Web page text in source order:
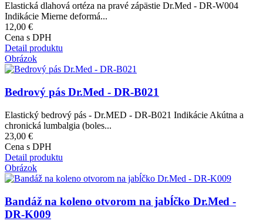
Elastická dlahová ortéza na pravé zápästie Dr.Med - DR-W004
Indikácie Mierne deformá...
12,00 €
Cena s DPH
Detail produktu
Obrázok
Bedrový pás Dr.Med - DR-B021
Elastický bedrový pás - Dr.MED - DR-B021 Indikácie Akútna a
chronická lumbalgia (boles...
23,00 €
Cena s DPH
Detail produktu
Obrázok
Bandáž na koleno otvorom na jabĺčko Dr.Med -
DR-K009